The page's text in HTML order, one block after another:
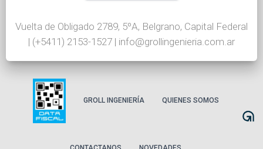
Vuelta de Obligado 2789, 5ºA, Belgrano, Capital Federal
| (+5411) 2153-1527 | info@grollingenieria.com.ar
GROLL INGENIERÍA QUIENES SOMOS